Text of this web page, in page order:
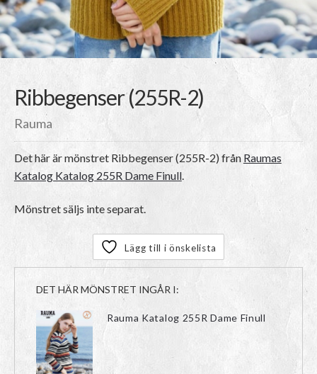
Ribbegenser (255R-2)
Rauma
Det här är mönstret Ribbegenser (255R-2)från Raumas
Katalog Katalog 255R Dame Finull.
Mönstret säljs inte separat.
Lägg till i önskelista
DET HÄR MÖNSTRET INGÅR I:
Rauma Katalog 255R Dame Finull